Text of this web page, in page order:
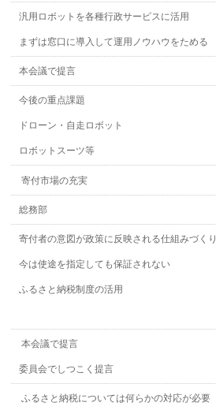
汎用ロボットを各種行政サービスに活用
まずは窓口に導入して運用ノウハウをためる
本会議で提言
今後の重点課題
ドローン・自走ロボット
ロボットスーツ等
寄付市場の充実
総務部
寄付者の意図が政策に反映される仕組みづくり
今は使途を指定しても保証されない
ふるさと納税制度の活用
本会議で提言
委員会でしつこく提言
ふるさと納税については何らかの対応が必要